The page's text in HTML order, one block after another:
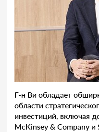
Г-н Ви обладает
области
инвестиций, включая
McKinsey & Company и